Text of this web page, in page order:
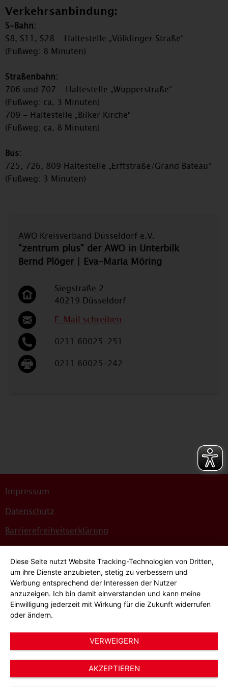
Verkehrsanbindung:
S-Bahn:
S8, S11, S28 - Haltestelle „Völklinger Straße“
(Fußweg: 8 Minuten)
Straßenbahn:
706 und 707 - Haltestelle „Wupperstraße“
(Fußweg: ca. 3 Minuten)
709 - Haltestelle „Bilker Kirche“
(Fußweg: ca. 8 Minuten)
Bus:
725, 726, 809 Haltestelle „Erftstraße/Grand Bateau“
(Fußweg: 3 Minuten)
AWO Kreisverband Düsseldorf e.V.
"zentrum plus" der AWO in Unterbilk
Bernd Plöger | Eva-Maria Möring
Siegstraße 2
40219 Düsseldorf
E-Mail schreiben
0211 60025-251
0211 60025-242
Impressum
Datenschutz
Barrierefreiheitserklärung
Bildnachweise
Hinweisgeber*innensystem
Cookie-Einstellungen
Diese Seite nutzt Website Tracking-Technologien von Dritten,
um ihre Dienste anzubieten, stetig zu verbessern und
Werbung entsprechend der Interessen der Nutzer
anzuzeigen. Ich bin damit einverstanden und kann meine
Einwilligung jederzeit mit Wirkung für die Zukunft widerrufen
oder ändern.
VERWEIGERN
AKZEPTIEREN